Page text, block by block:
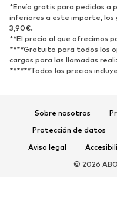
ZAPATOS
Nuevo
Zapatillas de deporte
Zapatos de tacón y
Exclusivo
*Envío gratis para pedidos a
inferiores a este importe, los
3,90€.
**El precio al que ofrecimos
****Gratuito para todos los
cargos para las llamadas
******Todos los precios
Sobre nosotros
Protección de datos
Aviso legal
© 2026